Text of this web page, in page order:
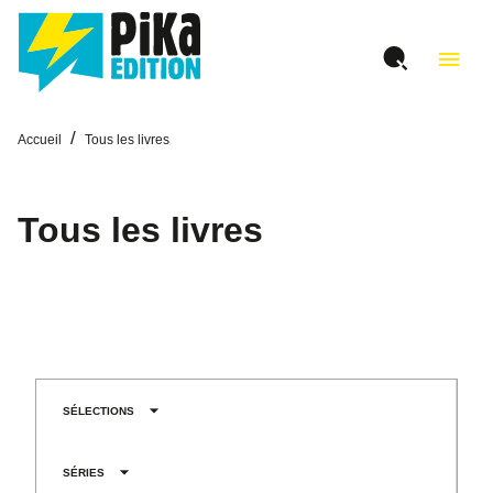
MENU RECHERCHE
PIED DE PAGE
menu
Accueil / Tous les livres
Tous les livres
SÉLECTIONS arrow_drop_down
SÉRIES arrow_drop_down